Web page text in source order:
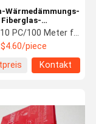
Wärmedämmungs-
Fiberglas-
Feuer-Decke
Tankstelle
10 PC/100 Meter feuern umfassende Rolle ab
$4.60/piece
Kontakt